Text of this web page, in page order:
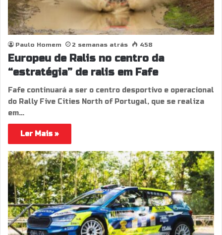
Paulo Homem 2 semanas atrás 458
Europeu de Ralis no centro da
“estratégia” de ralis em Fafe
Fafe continuará a ser o centro desportivo e operacional
do Rally Five Cities North of Portugal, que se realiza
em…
Ler Mais »